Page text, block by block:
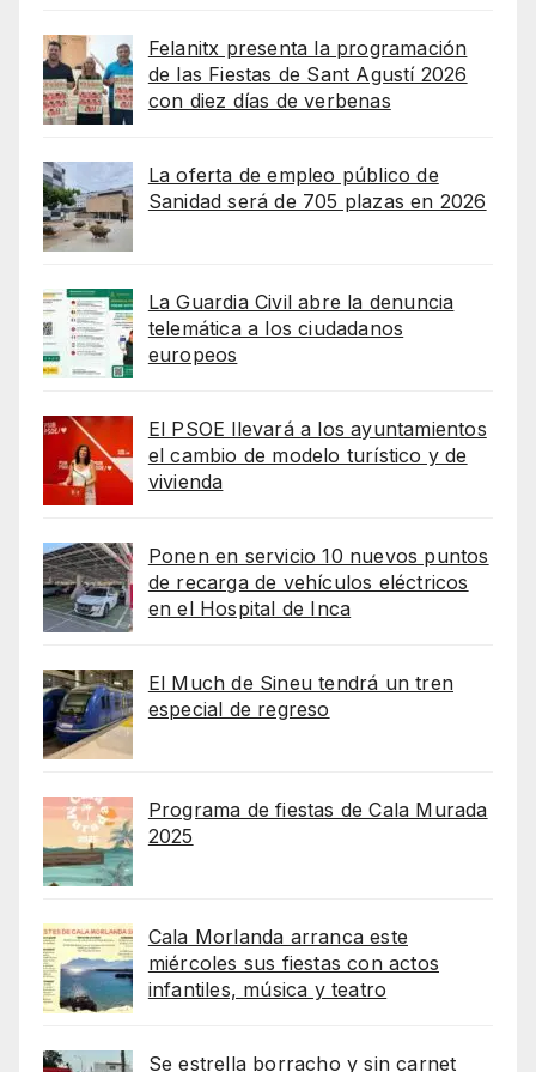
Felanitx presenta la programación
de las Fiestas de Sant Agustí 2026
con diez días de verbenas
La oferta de empleo público de
Sanidad será de 705 plazas en 2026
La Guardia Civil abre la denuncia
telemática a los ciudadanos
europeos
El PSOE llevará a los ayuntamientos
el cambio de modelo turístico y de
vivienda
Ponen en servicio 10 nuevos puntos
de recarga de vehículos eléctricos
en el Hospital de Inca
El Much de Sineu tendrá un tren
especial de regreso
Programa de fiestas de Cala Murada
2025
Cala Morlanda arranca este
miércoles sus fiestas con actos
infantiles, música y teatro
Se estrella borracho y sin carnet